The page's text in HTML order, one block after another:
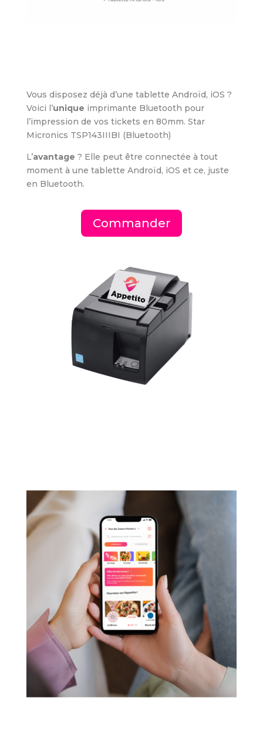
Vous disposez déjà d’une tablette Androïd, iOS ?
Voici l’unique imprimante Bluetooth pour
l’impression de vos tickets en 80mm. Star
Micronics TSP143IIIBI (Bluetooth)
L’avantage ? Elle peut être connectée à tout
moment à une tablette Androïd, iOS et ce, juste
en Bluetooth.
Commander